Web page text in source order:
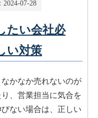
2024-07-28
たい会社必
い対策
かなか売れないのが
、営業担当に気合を
ない場合は、正しい